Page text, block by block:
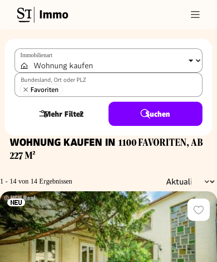
Immo
Immobilienart
Bundesland, Ort oder PLZ
Favoriten
Mehr Filter
2 Suchen
WOHNUNG KAUFEN IN 1100 FAVORITEN, AB
227 M²
1 - 14 von 14 Ergebnissen